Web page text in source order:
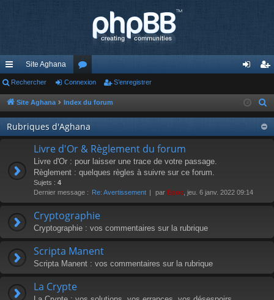
cc
ès
ra
pi
Site Aghana
or
u
m
s
ne
xi
on
nr
eg
ist
Rechercher Connexion S’enregistrer
Site Aghana Index du forum
Rubriques d'Aghana
Livre d'Or & Règlement du forum
Livre d'Or : pour laisser une trace de votre passage.
Règlement : quelques règles à suivre sur ce forum.
Sujets : 4
Dernier message : Re: Avertissement par Epoc , jeu. 6 janv. 2022 09:14
Cryptographie
Cryptographie : vos commentaires sur la rubrique
Scripta Manent
Scripta Manent : vos commentaires sur la rubrique
La Crypte